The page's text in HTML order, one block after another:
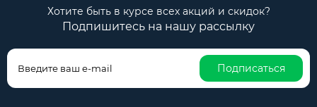
Хотите быть в курсе всех акций и скидок?
Подпишитесь на нашу рассылку
Подписаться